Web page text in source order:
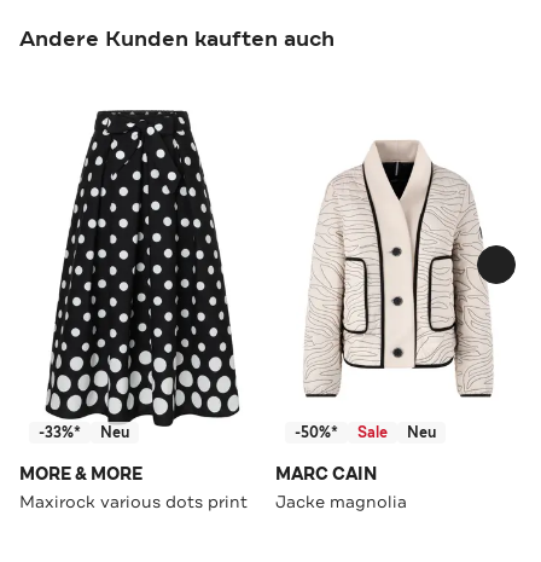
Andere Kunden kauften auch
-33%* Neu
MORE & MORE
Maxirock various dots print
-50%* Sale Neu
MARC CAIN
Jacke magnolia